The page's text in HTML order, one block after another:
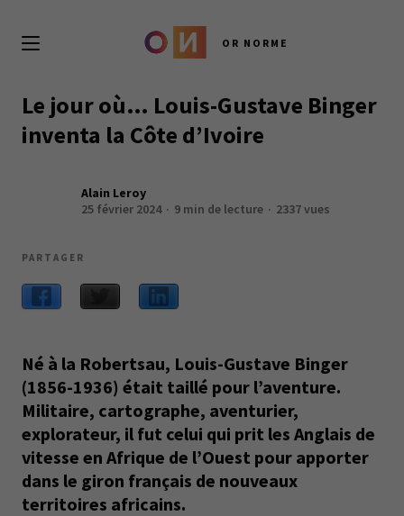
OR NORME
Le jour où… Louis-Gustave Binger
inventa la Côte d’Ivoire
Alain Leroy
25 février 2024
9 min de lecture 2337 vues
PARTAGER
Né à la Robertsau, Louis-Gustave Binger
(1856-1936) était taillé pour l’aventure.
Militaire, cartographe, aventurier,
explorateur, il fut celui qui prit les Anglais de
vitesse en Afrique de l’Ouest pour apporter
dans le giron français de nouveaux
territoires africains.